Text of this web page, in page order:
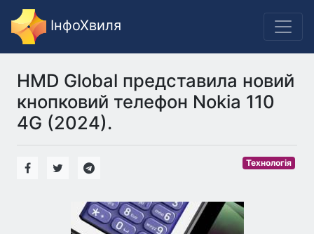
ІнфоХвиля
HMD Global представила новий
кнопковий телефон Nokia 110
4G (2024).
Технологія